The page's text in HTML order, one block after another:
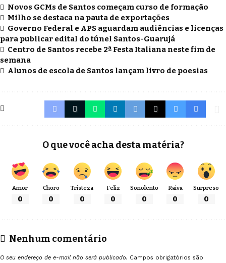
Novos GCMs de Santos começam curso de formação
Milho se destaca na pauta de exportações
Governo Federal e APS aguardam audiências e licenças
para publicar edital do túnel Santos-Guarujá
Centro de Santos recebe 2ª Festa Italiana neste fim de
semana
Alunos de escola de Santos lançam livro de poesias
O que você acha desta matéria?
Amor
0
Choro
0
Tristeza
0
Feliz
0
Sonolento
0
Raiva
0
Surpreso
0
Nenhum comentário
O seu endereço de e-mail não será publicado. Campos obrigatórios são